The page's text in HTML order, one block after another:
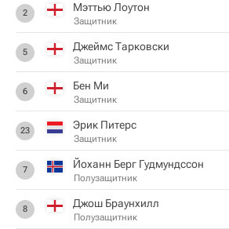
2 Мэттью Лоутон
Защитник
5 Джеймс Тарковски
Защитник
6 Бен Ми
Защитник
23 Эрик Питерс
Защитник
7 Йоханн Берг Гудмундссон
Полузащитник
8 Джош Браунхилл
Полузащитник